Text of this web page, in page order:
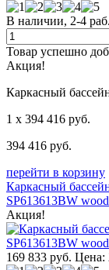
В наличии, 2-4
Товар успешно
Акция!
Каркасный
1 x 394 416 руб.
394 416 руб.
перейти в корзину
Каркасный
SP613613BW wood
Акция!
169 833 руб. Цена: